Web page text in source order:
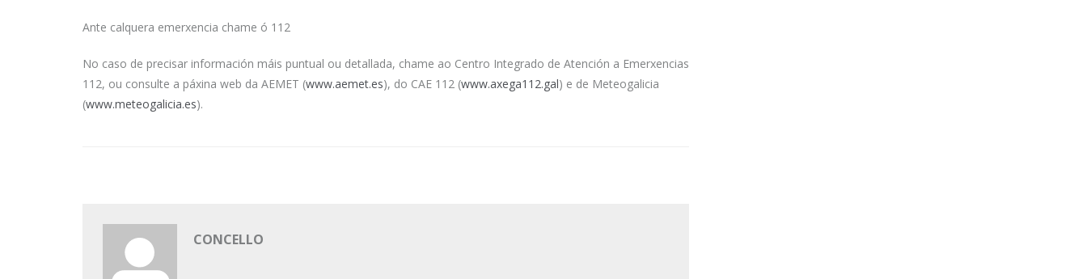
Ante calquera emerxencia chame ó 112
No caso de precisar información máis puntual ou detallada, chame ao Centro Integrado de Atención a Emerxencias
112, ou consulte a páxina web da AEMET (www.aemet.es), do CAE 112 (www.axega112.gal) e de Meteogalicia
(www.meteogalicia.es).
CONCELLO